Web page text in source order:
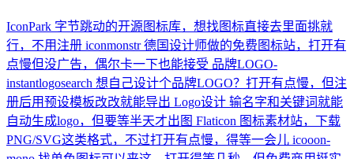
IconPark 字节跳动的开源图标库，想找图标直接去里面挑就
行，不用注册 iconmonstr 德国设计师做的免费图标站，打开有
点慢但没广告，偶尔卡一下也能接受 品牌LOGO-
instantlogosearch 想自己设计个品牌LOGO？打开有点慢，但注
册后用预设模板改改就能导出 Logo设计 输名字和关键词就能
自动生成logo，但要等半天才出图 Flaticon 图标素材站，下载
PNG/SVG这类格式，不过打开有点慢，得等一会儿 icooon-